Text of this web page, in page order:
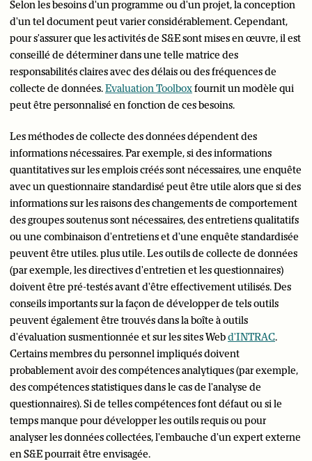
Selon les besoins d'un programme ou d'un projet, la conception
d'un tel document peut varier considérablement. Cependant,
pour s'assurer que les activités de S&E sont mises en œuvre, il est
conseillé de déterminer dans une telle matrice des
responsabilités claires avec des délais ou des fréquences de
collecte de données.Evaluation Toolboxfournit un modèle qui
peut être personnalisé en fonction de ces besoins.
Les méthodes de collecte des données dépendent des
informations nécessaires. Par exemple, si des informations
quantitatives sur les emplois créés sont nécessaires, une enquête
avec un questionnaire standardisé peut être utile alors que si des
informations sur les raisons des changements de comportement
des groupes soutenus sont nécessaires, des entretiens qualitatifs
ou une combinaison d'entretiens et d'une enquête standardisée
peuvent être utiles. plus utile. Les outils de collecte de données
(par exemple, les directives d'entretien et les questionnaires)
doivent être pré-testés avant d'être effectivement utilisés. Des
conseils importants sur la façon de développer de tels outils
peuvent également être trouvés dans la boîte à outils
d'évaluation susmentionnée et sur les sites Webd'INTRAC.
Certains membres du personnel impliqués doivent
probablement avoir des compétences analytiques (par exemple,
des compétences statistiques dans le cas de l'analyse de
questionnaires). Si de telles compétences font défaut ou si le
temps manque pour développer les outils requis ou pour
analyser les données collectées, l'embauche d'un expert externe
en S&E pourrait être envisagée.